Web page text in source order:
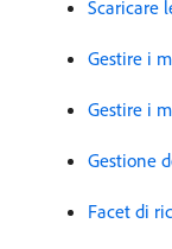
Scaricare
Gestire i
Gestire i
Gestione
Facet di